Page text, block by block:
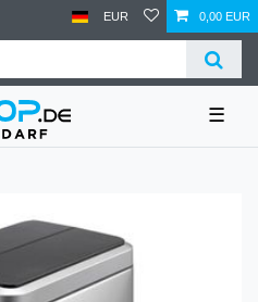
EUR 0,00 EUR
☰